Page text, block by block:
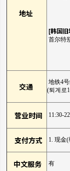
地址
[韩国
首尔特
交通
地铁4
(퇴계로
营业时间 11:30-
支付方式 1. 现金(
中文服务 有